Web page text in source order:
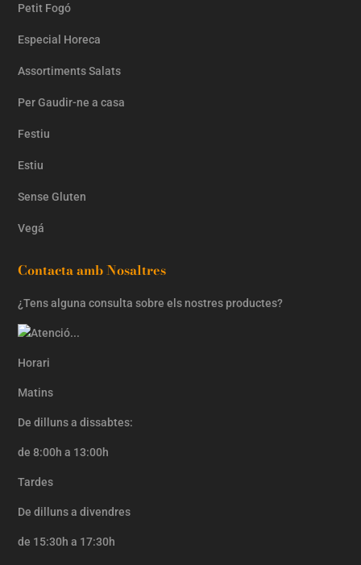
Petit Fogó
Especial Horeca
Assortiments Salats
Per Gaudir-ne a casa
Festiu
Estiu
Sense Gluten
Vegá
Contacta amb Nosaltres
¿Tens alguna consulta sobre els nostres productes?
Horari
Matins
De dilluns a dissabtes:
de 8:00h a 13:00h
Tardes
De dilluns a divendres
de 15:30h a 17:30h